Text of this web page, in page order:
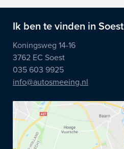
Ik ben te vinden in Soest
Koningsweg 14-16
3762 EC Soest
035 603 9925
info@autosmeeing.nl